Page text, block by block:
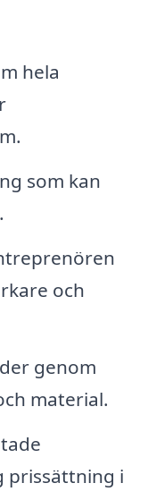
hela
som kan
och
genom
material.
prissättning i